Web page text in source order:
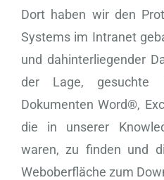
Dort haben wir den
Systems im Intranet
und dahinterliegender
der Lage, gesuchte
Dokumenten Word®,
die in unserer
waren, zu finden und
Weboberfläche zum